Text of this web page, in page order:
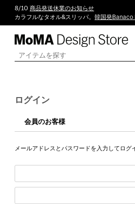
8/10 商品発送休業のお知らせ
カラフルなタオル&スリッパ。 韓国発Banaco
ログイン
会員のお客様
メールアドレスとパスワードを入力してログ